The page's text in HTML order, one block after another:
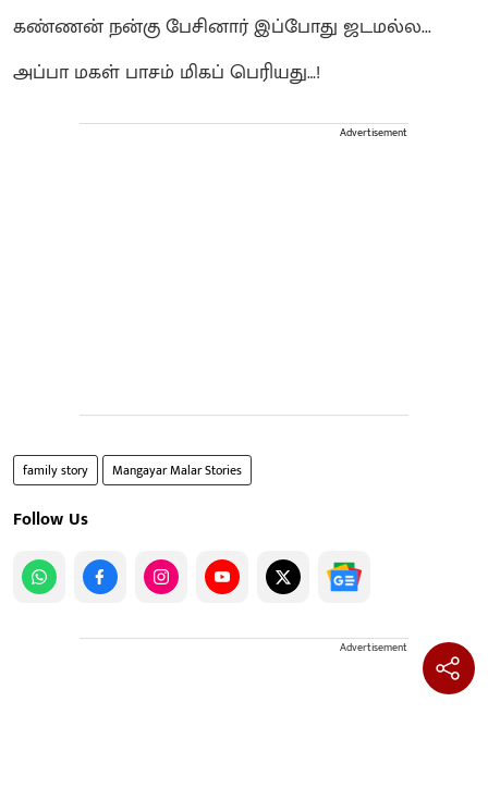
கண்ணன் நன்கு பேசினார் இப்போது ஜடமல்ல...
அப்பா மகள் பாசம் மிகப் பெரியது…!
Advertisement
family story Mangayar Malar Stories
Follow Us
Advertisement